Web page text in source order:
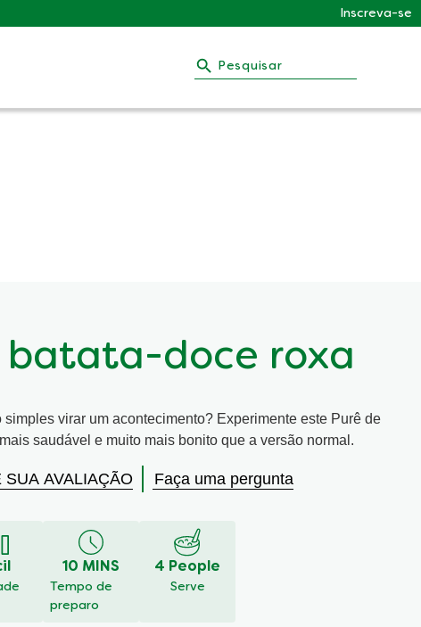
Inscreva-se
Pesquisar
batata-doce roxa
simples virar um acontecimento? Experimente este Purê de
saudável e muito mais bonito que a versão normal.
SUA AVALIAÇÃO Faça uma pergunta
10 MINS
Tempo de
preparo
4 People
Serve